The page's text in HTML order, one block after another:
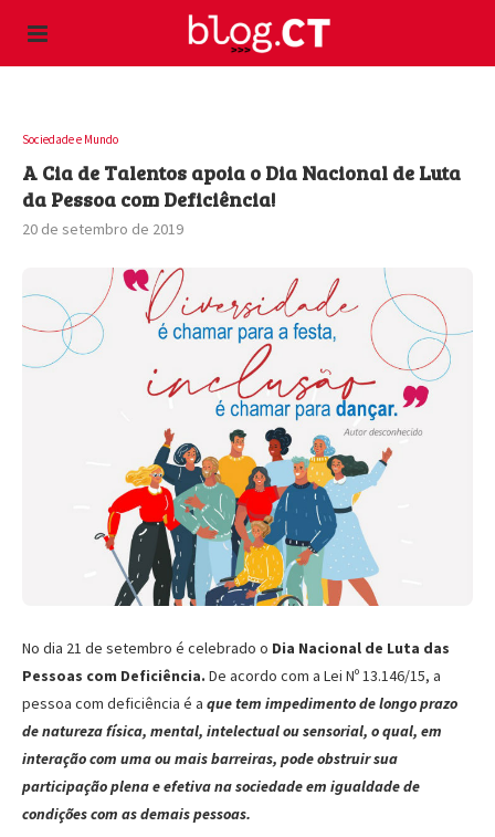
Sociedade e Mundo
A Cia de Talentos apoia o Dia Nacional de Luta
da Pessoa com Deficiência!
20 de setembro de 2019
No dia 21 de setembro é celebrado o Dia Nacional de Luta das
Pessoas com Deficiência. De acordo com a Lei Nº 13.146/15, a
pessoa com deficiência é a que tem impedimento de longo prazo
de natureza física, mental, intelectual ou sensorial, o qual, em
interação com uma ou mais barreiras, pode obstruir sua
participação plena e efetiva na sociedade em igualdade de
condições com as demais pessoas.